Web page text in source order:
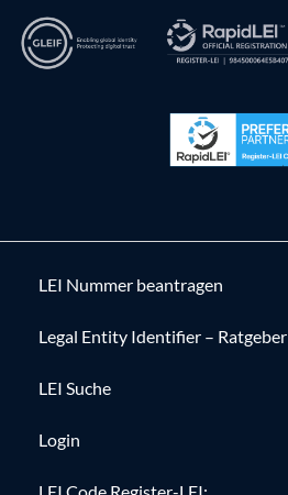
LEI Nummer beantragen
Legal Entity Identifier – Ratgeber
LEI Suche
Login